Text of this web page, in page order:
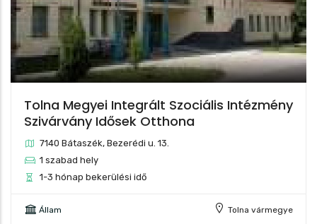
Tolna Megyei Integrált Szociális Intézmény
Szivárvány Idősek Otthona
7140 Bátaszék, Bezerédi u. 13.
1 szabad hely
1-3 hónap bekerülési idő
Állam Tolna vármegye